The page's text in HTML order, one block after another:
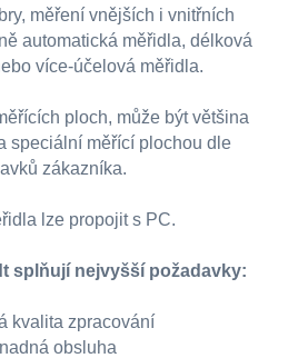
měření vnějších i vnitřních
automatická měřidla, délková
více-účelová měřidla.
ploch, může být většina
speciální měřící plochou dle
zákazníka.
lze propojit s PC.
splňují nejvyšší požadavky:
kvalita zpracování
obsluha